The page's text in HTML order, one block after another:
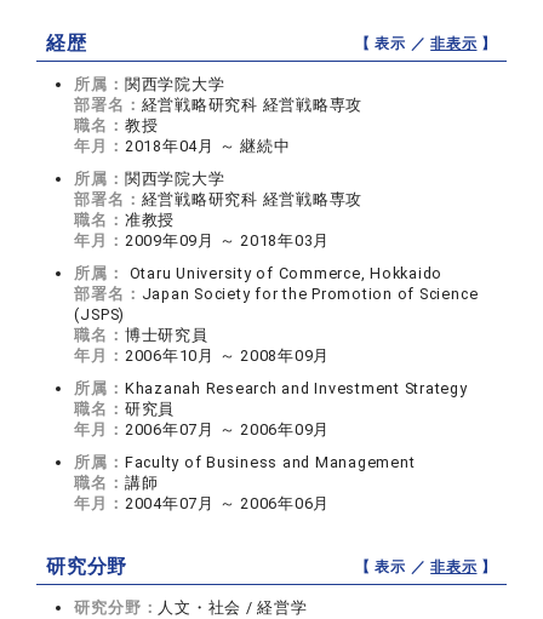
経歴 【 表示 ／非表示 】
所属： 関西学院大学
部署名： 経営戦略研究科 経営戦略専攻
職名： 教授
年月： 2018年04月 ～ 継続中
所属： 関西学院大学
部署名： 経営戦略研究科 経営戦略専攻
職名： 准教授
年月： 2009年09月 ～ 2018年03月
所属：
Otaru University of Commerce, Hokkaido
部署名： Japan Society for the Promotion of Science
(JSPS)
職名： 博士研究員
年月： 2006年10月 ～ 2008年09月
所属： Khazanah Research and Investment Strategy
職名： 研究員
年月： 2006年07月 ～ 2006年09月
所属： Faculty of Business and Management
職名： 講師
年月： 2004年07月 ～ 2006年06月
研究分野 【 表示 ／非表示 】
研究分野： 人文・社会 / 経営学